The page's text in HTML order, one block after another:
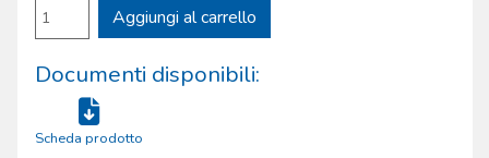
Aggiungi al carrello
Documenti disponibili:
Scheda prodotto